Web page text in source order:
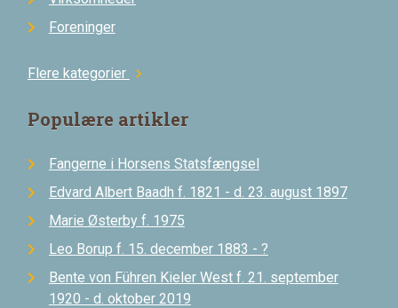
Foreninger
Flere kategorier chevron_right
Populære artikler
Fangerne i Horsens Statsfængsel
Edvard Albert Baadh f. 1821 - d. 23. august 1897
Marie Østerby f. 1975
Leo Borup f. 15. december 1883 - ?
Bente von Führen Kieler West f. 21. september
1920 - d. oktober 2019